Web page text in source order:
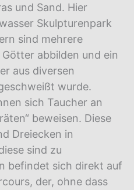
und Sand. Hier
Skulpturenpark
sind mehrere
abbilden und ein
aus diversen
wurde.
sich Taucher an
beweisen. Diese
Dreiecken in
sind zu
befindet sich direkt auf
der, ohne dass